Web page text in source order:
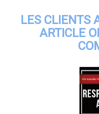
LES CLIENTS
ARTICLE